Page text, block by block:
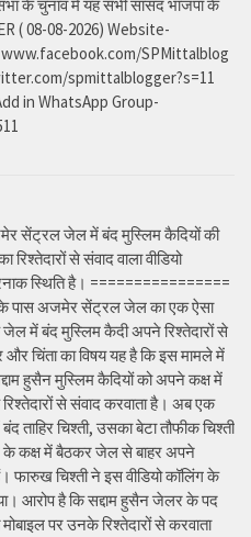
के चुनाव में यह सभी सांसद भाजपा के
( 08-08-2026) Website-
SPMittalblog
spmittalblogger?s=11
in WhatsApp Group-
सेंट्रल जेल में बंद मुस्लिम कैदियों की
से संवाद वाला वीडियो
स्थिति है। ================
पास अजमेर सेंट्रल जेल का एक ऐसा
जेल में बंद मुस्लिम कैदी अपने रिश्तेदारों से
और चिंता का विषय यह है कि इस मामले में
हुसैन मुस्लिम कैदियों को अपने कक्ष में
से संवाद करवाता है। अब एक
ताहिर चिश्ती, उसका बेटा तौफीक चिश्ती
के कक्ष में बैठकर जेल से बाहर अपने
फारुख चिश्ती ने इस वीडियो कॉलिंग के
आरोप है कि सद्दाम हुसैन जेलर के पद
पर उनके रिश्तेदारों से करवाता